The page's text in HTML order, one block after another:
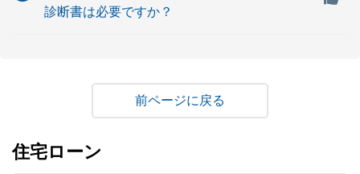
診断書は必要ですか？
戻る
住宅ローン